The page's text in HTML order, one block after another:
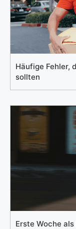
Häufige Fehler,
sollten
Erste Woche